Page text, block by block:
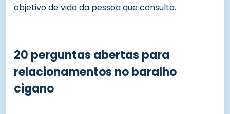
objetivo de vida da pessoa que consulta.
20 perguntas abertas para
relacionamentos no baralho
cigano